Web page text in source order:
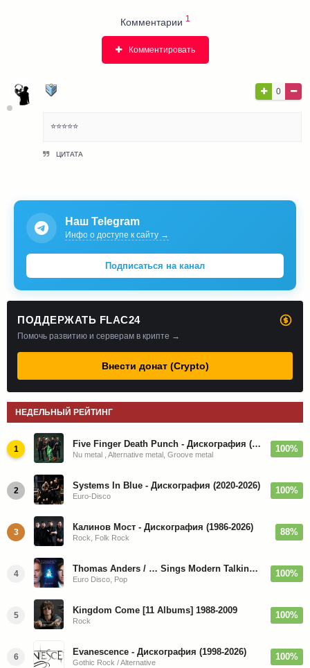
Комментарии 1
Комментировать
0
⭐⭐⭐⭐⭐
ЦИТАТА
Наш Telegram
Инфо о доступе к сайту →
Подписаться на канал
ПОДДЕРЖАТЬ FLAC24
Помочь развитию и серверам в крипте →
Внести донат (Crypto)
НЕДЕЛЬНЫЙ РЕЙТИНГ
1 Five Finger Death Punch - Дискография (2008-2026)
Nu metal , Alternative metal, Groove metal
100%
2 Systems In Blue - Дискография (2020-2026)
Euro-Disco
100%
3 Калинов Мост - Дискография (1986-2026)
Rock, Folk Rock
88%
4 Thomas Anders / … Sings Modern Talking: The Best hi-res
Euro Disco, Pop
100%
5 Kingdom Come [11 Albums] 1988-2009
Rock
100%
6 Evanescence - Дискография (1998-2026)
Gothic Rock / Alternative
100%